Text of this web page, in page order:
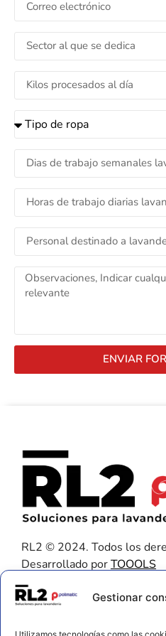
Gestionar
ENVIAR
RL2 © 2024. Todos los
Desarrollado porTOOOLS
Contacto